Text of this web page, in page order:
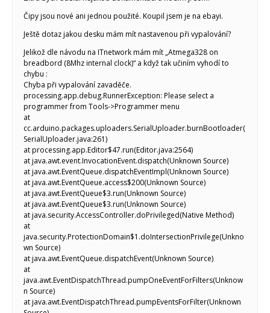
Čipy jsou nové ani jednou použité. Koupil jsem je na ebayi.
Ještě dotaz jakou desku mám mít nastavenou při vypalování?
Jelikož dle návodu na ITnetwork mám mít „Atmega328 on
breadbord (8Mhz internal clock)“ a když tak učiním vyhodí to
chybu :
Chyba při vypalování zavaděče.
processing.app.debug.RunnerException: Please select a
programmer from Tools->Programmer menu
at
cc.arduino.packages.uploaders.SerialUploader.burnBootloader(
SerialUploader.java:261)
at processing.app.Editor$47.run(Editor.java:2564)
at java.awt.event.InvocationEvent.dispatch(Unknown Source)
at java.awt.EventQueue.dispatchEventImpl(Unknown Source)
at java.awt.EventQueue.access$200(Unknown Source)
at java.awt.EventQueue$3.run(Unknown Source)
at java.awt.EventQueue$3.run(Unknown Source)
at java.security.AccessController.doPrivileged(Native Method)
at
java.security.ProtectionDomain$1.doIntersectionPrivilege(Unkno
wn Source)
at java.awt.EventQueue.dispatchEvent(Unknown Source)
at
java.awt.EventDispatchThread.pumpOneEventForFilters(Unknow
n Source)
at java.awt.EventDispatchThread.pumpEventsForFilter(Unknown